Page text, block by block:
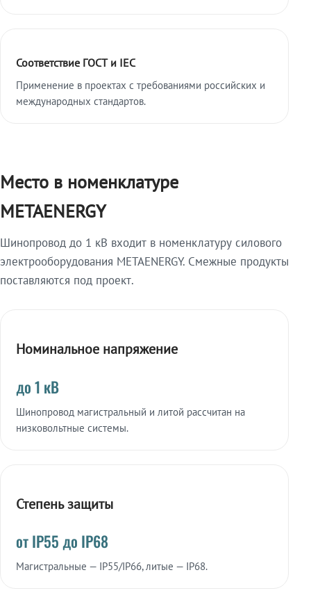
Соответствие ГОСТ и IEC
Применение в проектах с требованиями российских и
международных стандартов.
Место в номенклатуре
METAENERGY
Шинопровод до 1 кВ входит в номенклатуру силового
электрооборудования METAENERGY. Смежные продукты
поставляются под проект.
Номинальное напряжение
до 1 кВ
Шинопровод магистральный и литой рассчитан на
низковольтные системы.
Степень защиты
от IP55 до IP68
Магистральные — IP55/IP66, литые — IP68.